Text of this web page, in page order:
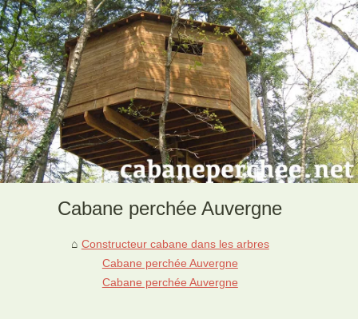
Cabane perchée Auvergne
Constructeur cabane dans les arbres
Cabane perchée Auvergne
Cabane perchée Auvergne